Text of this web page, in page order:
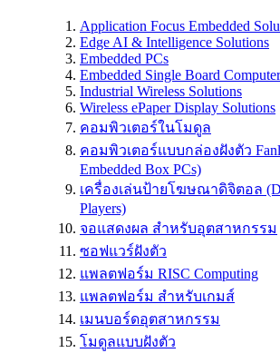
Application Focus Embedded
Edge AI & Intelligence Solutions
Embedded PCs
Embedded Single Board
Industrial Wireless Solutions
Wireless ePaper Display Solutions
คอมพิวเตอร์ในโมดูล
คอมพิวเตอร์แบบกล่องฝังตัว
Embedded Box PCs)
เครื่องเล่นป้ายโฆษณาดิจิตอล
Players)
จอแสดงผล สำหรับอุตสาหกรรม
ซอฟแวร์ฝังตัว
แพลตฟอร์ม RISC Computing
แพลตฟอร์ม สำหรับเกมส์
เมนบอร์ดอุตสาหกรรม
โมดูลแบบฝังตัว